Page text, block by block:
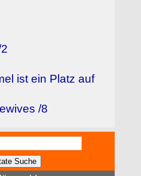
ist ein Platz auf
/8